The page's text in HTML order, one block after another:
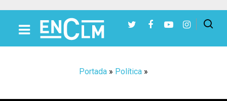
Portada » Política »